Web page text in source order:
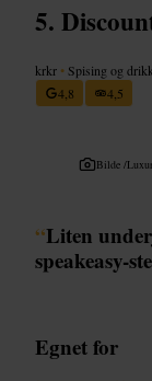
krkr • Spising og
4,8
4,5
Bilde /
“Liten
speakeasy-
Egnet for